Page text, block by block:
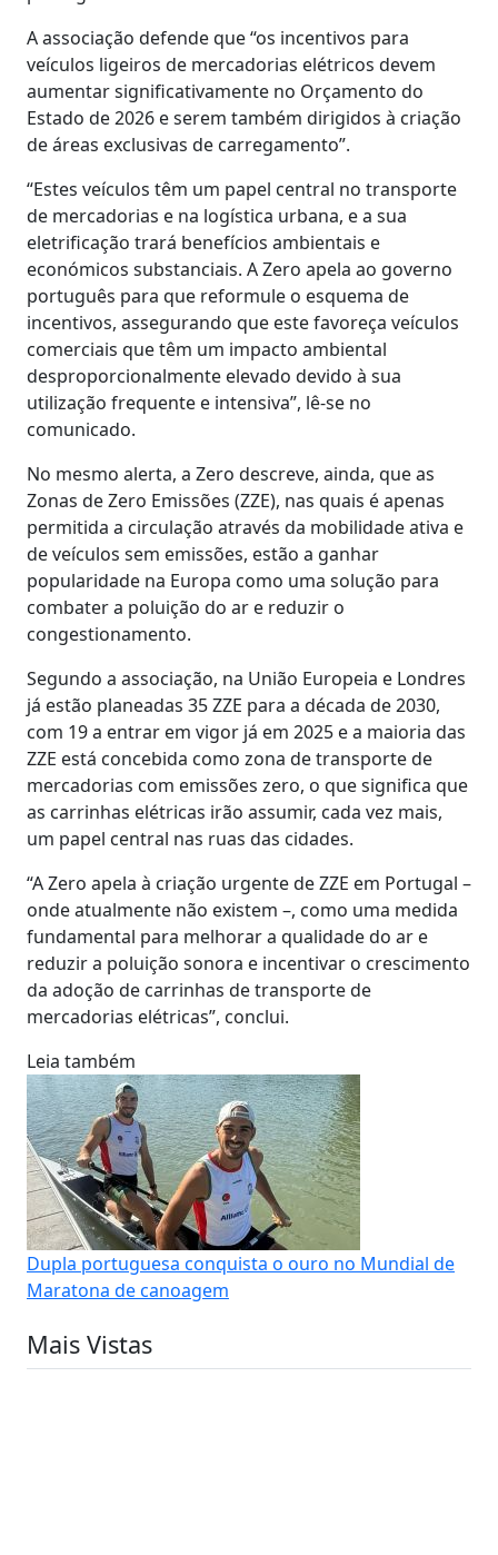
A associação defende que “os incentivos para
veículos ligeiros de mercadorias elétricos devem
aumentar significativamente no Orçamento do
Estado de 2026 e serem também dirigidos à criação
de áreas exclusivas de carregamento”.
“Estes veículos têm um papel central no transporte
de mercadorias e na logística urbana, e a sua
eletrificação trará benefícios ambientais e
económicos substanciais. A Zero apela ao governo
português para que reformule o esquema de
incentivos, assegurando que este favoreça veículos
comerciais que têm um impacto ambiental
desproporcionalmente elevado devido à sua
utilização frequente e intensiva”, lê-se no
comunicado.
No mesmo alerta, a Zero descreve, ainda, que as
Zonas de Zero Emissões (ZZE), nas quais é apenas
permitida a circulação através da mobilidade ativa e
de veículos sem emissões, estão a ganhar
popularidade na Europa como uma solução para
combater a poluição do ar e reduzir o
congestionamento.
Segundo a associação, na União Europeia e Londres
já estão planeadas 35 ZZE para a década de 2030,
com 19 a entrar em vigor já em 2025 e a maioria das
ZZE está concebida como zona de transporte de
mercadorias com emissões zero, o que significa que
as carrinhas elétricas irão assumir, cada vez mais,
um papel central nas ruas das cidades.
“A Zero apela à criação urgente de ZZE em Portugal –
onde atualmente não existem –, como uma medida
fundamental para melhorar a qualidade do ar e
reduzir a poluição sonora e incentivar o crescimento
da adoção de carrinhas de transporte de
mercadorias elétricas”, conclui.
Leia também
Dupla portuguesa conquista o ouro no Mundial de
Maratona de canoagem
Mais Vistas